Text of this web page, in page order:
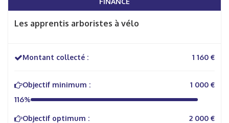
Les apprentis arboristes à vélo
Montant collecté : 1 160 €
Objectif minimum :
1 000 €
116%
Objectif optimum :
2 000 €